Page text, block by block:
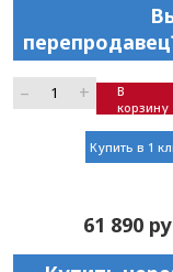
– +
В
корзину
Купить в 1
61 890